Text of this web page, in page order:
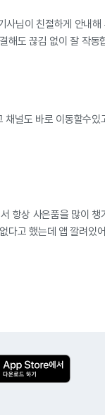
음에도 가입할 일이 생
님이 친절하게 안내해
도 끊김 없이 잘 작
추천할 만합니다. 앞
널도 바로 이동할수
상 사은품을 많이 챙
고 했는데 앱 깔려있
같아서 좋네여 감사합